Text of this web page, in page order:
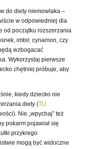
do diety niemowlaka –
w odpowiedniej dla
od początku rozszerzania
imbir, cynamon, czy
wzbogacać
Wykorzystaj pierwsze
chętniej próbuje, aby
kiedy dziecko nie
diety (TU
Nie „wpychaj” też
pokarm pojawiał się
przykrego
mogą być widoczne